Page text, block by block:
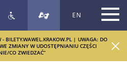
SZUKAJ EN
- BILETY.WAWEL.KRAKOW.PL | UWAGA: DO
ZMIANY W UDOSTĘPNIANIU CZĘŚCI
CO ZWIEDZAĆ”